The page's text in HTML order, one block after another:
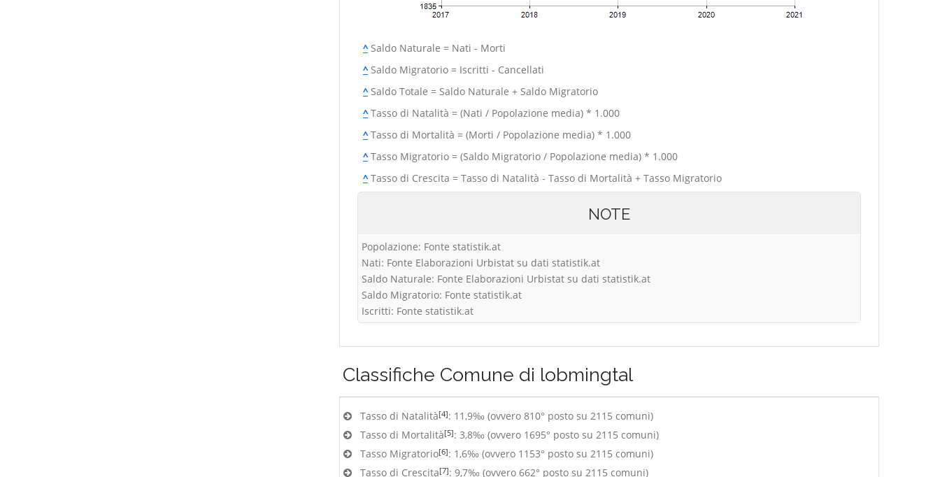
^Saldo Naturale = Nati - Morti
^Saldo Migratorio = Iscritti - Cancellati
^Saldo Totale = Saldo Naturale + Saldo Migratorio
^Tasso di Natalità = (Nati / Popolazione media) * 1.000
^Tasso di Mortalità = (Morti / Popolazione media) * 1.000
^Tasso Migratorio = (Saldo Migratorio / Popolazione media) * 1.000
^Tasso di Crescita = Tasso di Natalità - Tasso di Mortalità + Tasso Migratorio
NOTE
Popolazione: Fonte statistik.at
Nati: Fonte Elaborazioni Urbistat su dati statistik.at
Saldo Naturale: Fonte Elaborazioni Urbistat su dati statistik.at
Saldo Migratorio: Fonte statistik.at
Iscritti: Fonte statistik.at
Classifiche Comune di lobmingtal
Tasso di Natalità[4]: 11,9‰ (ovvero 810° posto su 2115 comuni)
Tasso di Mortalità[5]: 3,8‰ (ovvero 1695° posto su 2115 comuni)
Tasso Migratorio[6]: 1,6‰ (ovvero 1153° posto su 2115 comuni)
Tasso di Crescita[7]: 9,7‰ (ovvero 662° posto su 2115 comuni)